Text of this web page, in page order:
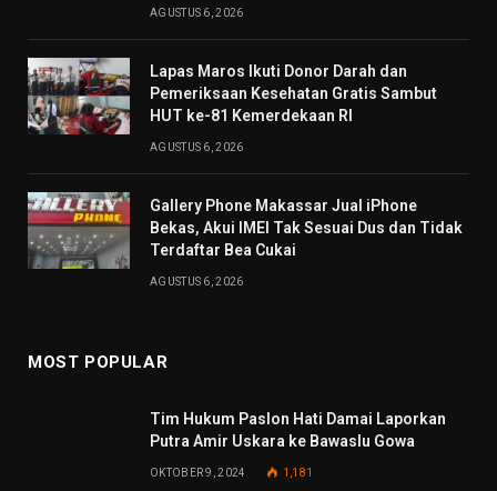
AGUSTUS 6, 2026
Lapas Maros Ikuti Donor Darah dan
Pemeriksaan Kesehatan Gratis Sambut
HUT ke-81 Kemerdekaan RI
AGUSTUS 6, 2026
Gallery Phone Makassar Jual iPhone
Bekas, Akui IMEI Tak Sesuai Dus dan Tidak
Terdaftar Bea Cukai
AGUSTUS 6, 2026
MOST POPULAR
Tim Hukum Paslon Hati Damai Laporkan
Putra Amir Uskara ke Bawaslu Gowa
OKTOBER 9, 2024 1,181